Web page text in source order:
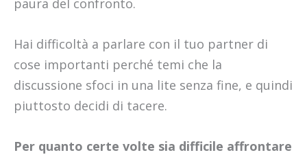
paura del confronto.
Hai difficoltà a parlare con il tuo partner di
cose importanti perché temi che la
discussione sfoci in una lite senza fine, e quindi
piuttosto decidi di tacere.
Per quanto certe volte sia difficile affrontare